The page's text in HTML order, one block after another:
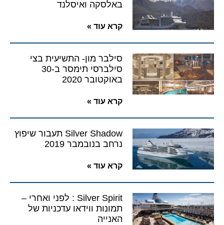
באלסקה ואיסלנד
קרא עוד »
סילבר מון- התשיעית בצי
סילברסי תימסר ב-30
באוקטובר 2020
קרא עוד »
Silver Shadow תעבור שיפוץ
נרחב בנובמבר 2019
קרא עוד »
Silver Spirit : לפני ואחרי –
תמונות ווידאו עדכניות של
האנייה